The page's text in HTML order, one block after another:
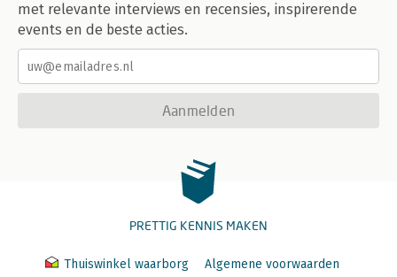
met relevante interviews en recensies, inspirerende
events en de beste acties.
Aanmelden
PRETTIG KENNIS MAKEN
Thuiswinkel waarborg
Algemene voorwaarden